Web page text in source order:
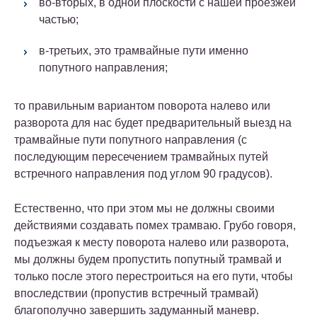
во-вторых, в одной плоскости с нашей проезжей
частью;
в-третьих, это трамвайные пути именно
попутного направления;
то правильным вариантом поворота налево или
разворота для нас будет предварительный выезд на
трамвайные пути попутного направления (с
последующим пересечением трамвайных путей
встречного направления под углом 90 градусов).
Естественно, что при этом мы не должны своими
действиями создавать помех трамваю. Грубо говоря,
подъезжая к месту поворота налево или разворота,
мы должны будем пропустить попутный трамвай и
только после этого перестроиться на его пути, чтобы
впоследствии (пропустив встречный трамвай)
благополучно завершить задуманный маневр.